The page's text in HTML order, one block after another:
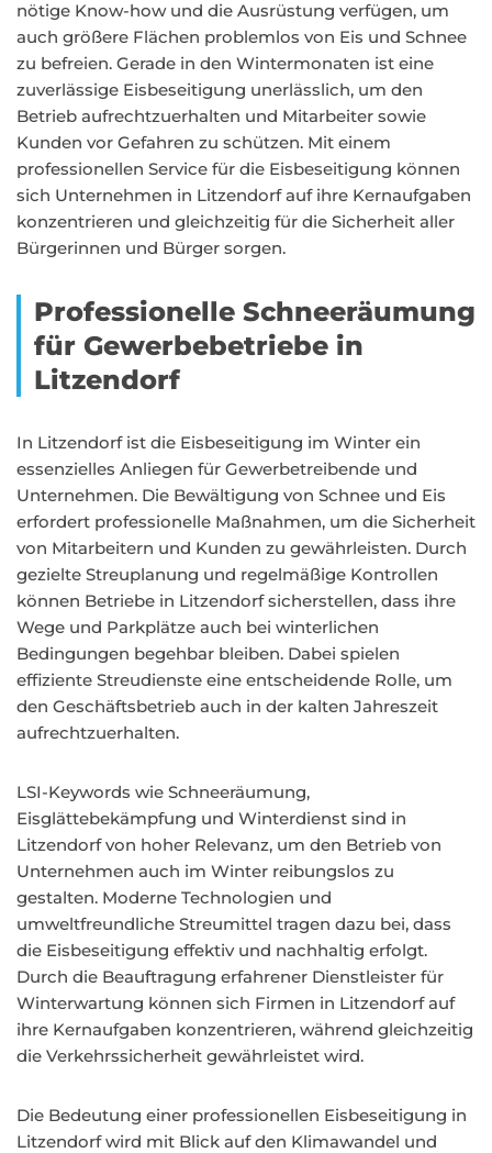
nötige Know-how und die Ausrüstung verfügen, um
auch größere Flächen problemlos von Eis und Schnee
zu befreien. Gerade in den Wintermonaten ist eine
zuverlässige Eisbeseitigung unerlässlich, um den
Betrieb aufrechtzuerhalten und Mitarbeiter sowie
Kunden vor Gefahren zu schützen. Mit einem
professionellen Service für die Eisbeseitigung können
sich Unternehmen in Litzendorf auf ihre Kernaufgaben
konzentrieren und gleichzeitig für die Sicherheit aller
Bürgerinnen und Bürger sorgen.
Professionelle Schneeräumung
für Gewerbebetriebe in
Litzendorf
In Litzendorf ist die Eisbeseitigung im Winter ein
essenzielles Anliegen für Gewerbetreibende und
Unternehmen. Die Bewältigung von Schnee und Eis
erfordert professionelle Maßnahmen, um die Sicherheit
von Mitarbeitern und Kunden zu gewährleisten. Durch
gezielte Streuplanung und regelmäßige Kontrollen
können Betriebe in Litzendorf sicherstellen, dass ihre
Wege und Parkplätze auch bei winterlichen
Bedingungen begehbar bleiben. Dabei spielen
effiziente Streudienste eine entscheidende Rolle, um
den Geschäftsbetrieb auch in der kalten Jahreszeit
aufrechtzuerhalten.
LSI-Keywords wie Schneeräumung,
Eisglättebekämpfung und Winterdienst sind in
Litzendorf von hoher Relevanz, um den Betrieb von
Unternehmen auch im Winter reibungslos zu
gestalten. Moderne Technologien und
umweltfreundliche Streumittel tragen dazu bei, dass
die Eisbeseitigung effektiv und nachhaltig erfolgt.
Durch die Beauftragung erfahrener Dienstleister für
Winterwartung können sich Firmen in Litzendorf auf
ihre Kernaufgaben konzentrieren, während gleichzeitig
die Verkehrssicherheit gewährleistet wird.
Die Bedeutung einer professionellen Eisbeseitigung in
Litzendorf wird mit Blick auf den Klimawandel und